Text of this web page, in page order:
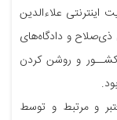
علاءالدین
ذی‌صلاح و دادگاه‌های
کشــور و روشن کردن
و مرتبط و توسط